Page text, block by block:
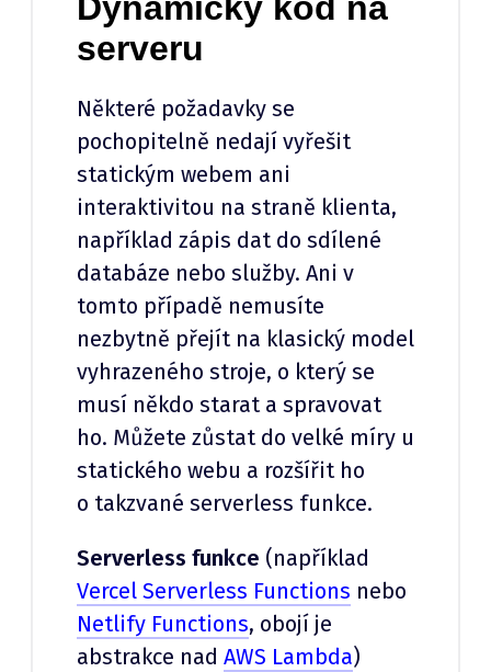
serveru
Některé požadavky se
pochopitelně nedají vyřešit
statickým webem ani
interaktivitou na straně klienta,
například zápis dat do sdílené
databáze nebo služby. Ani v
tomto případě nemusíte
nezbytně přejít na klasický model
vyhrazeného stroje, o který se
musí někdo starat a spravovat
ho. Můžete zůstat do velké míry u
statického webu a rozšířit ho
o takzvané serverless funkce.
Serverless funkce (například
Vercel Serverless Functions nebo
Netlify Functions, obojí je
abstrakce nad AWS Lambda)